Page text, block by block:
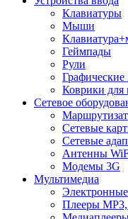
Клавиатуры
Мыши
Геймпады
Рули
Коврики
Сетевое
Сетевые
Сетевые
Антенны
Модемы 3G
Мультимедиа
Плееры